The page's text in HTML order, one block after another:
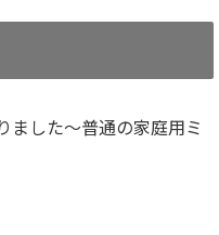
ました〜普通の家庭用ミ